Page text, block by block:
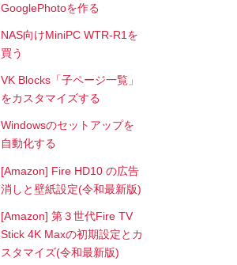
GooglePhotoを作る
NAS向けMiniPC WTR-R1を
買う
VK Blocks「子ページ一覧」
をカスタマイズする
Windowsのセットアップを
自動化する
[Amazon] Fire HD10 の広告
消しと壁紙設定(令和最新版)
[Amazon] 第３世代Fire TV
Stick 4K Maxの初期設定とカ
スタマイズ(令和最新版)